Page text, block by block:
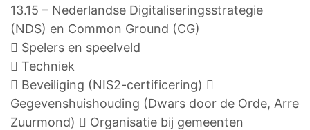
13.15 – Nederlandse Digitaliseringsstrategie
(NDS) en Common Ground (CG)
 Spelers en speelveld
 Techniek
 Beveiliging (NIS2-certificering) 
Gegevenshuishouding (Dwars door de Orde, Arre
Zuurmond)  Organisatie bij gemeenten